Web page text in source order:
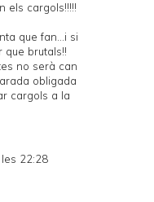
els cargols!!!!!
que fan...i si
que brutals!!
no serà can
obligada
cargols a la
22:28